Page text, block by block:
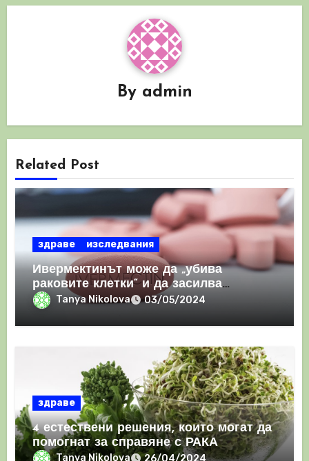
By admin
Related Post
здраве изследвания
Ивермектинът може да „убива
раковите клетки“ и да засилва
имунния отговор
Tanya Nikolova 03/05/2024
здраве
4 естествени решения, които могат да
помогнат за справяне с РАКА
Tanya Nikolova 26/04/2024